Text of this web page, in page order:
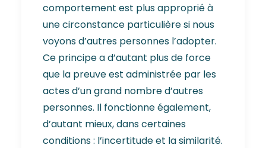
comportement est plus approprié à
une circonstance particulière si nous
voyons d’autres personnes l’adopter.
Ce principe a d’autant plus de force
que la preuve est administrée par les
actes d’un grand nombre d’autres
personnes. Il fonctionne également,
d’autant mieux, dans certaines
conditions : l’incertitude et la similarité.